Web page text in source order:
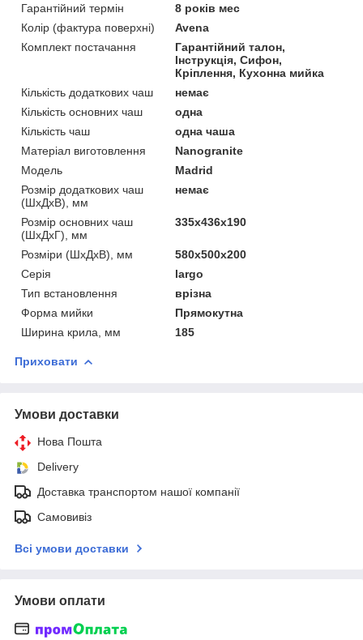
Гарантійний термін
8 років мес
Колір (фактура поверхні)
Avena
Комплект постачання
Гарантійний талон,
Інструкція, Сифон,
Кріплення, Кухонна мийка
Кількість додаткових чаш
немає
Кількість основних чаш
одна
Кількість чаш
одна чаша
Матеріал виготовлення
Nanogranite
Мoдель
Madrid
Розмір додаткових чаш
(ШхДхВ), мм
немає
Розмір основних чаш
(ШхДхГ), мм
335х436х190
Розміри (ШхДхВ), мм
580х500х200
Серія
largo
Тип встановлення
врізна
Форма мийки
Прямокутна
Ширина крила, мм
185
Приховати
Умови доставки
Нова Пошта
Delivery
Доставка транспортом нашої компанії
Самовивіз
Всі умови доставки
Умови оплати